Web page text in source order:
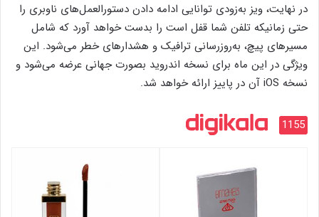
در نهایت، ویز به‌زودی توانایی ادامه دادن دستورالعمل‌های ناوبری را
حتی زمانیکه تلفن شما قفل است را بدست خواهد آورد که شامل
مسیرهای پیچ، به‌روزرسانی ترافیک و هشدارهای خطر می‌شود. این
ویژگی در این ماه برای نسخه اندروید بصورت جهانی عرضه می‌شود و
نسخه iOS آن در پاییز ارائه خواهد شد.
1155